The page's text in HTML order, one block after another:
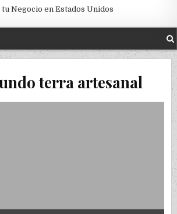
Negocio en Estados Unidos
terra artesanal